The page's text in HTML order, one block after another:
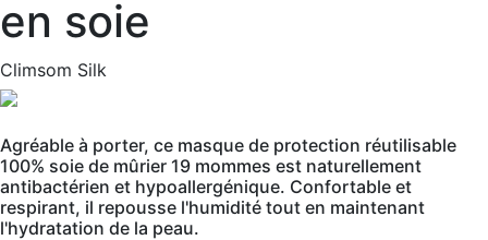
en soie
Climsom Silk
Agréable à porter, ce masque de protection réutilisable
100% soie de mûrier 19 mommes est naturellement
antibactérien et hypoallergénique. Confortable et
respirant, il repousse l'humidité tout en maintenant
l'hydratation de la peau.